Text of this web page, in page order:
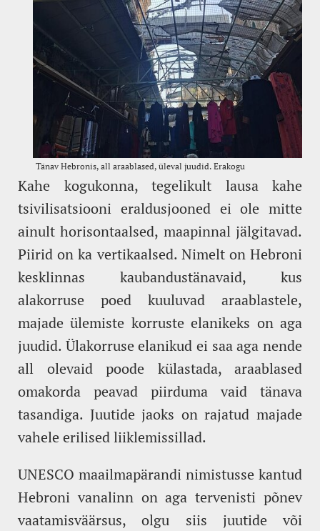
Kahe kogukonna, tegelikult lausa kahe
tsivilisatsiooni eraldusjooned ei ole mitte
ainult horisontaalsed, maapinnal jälgitavad.
Piirid on ka vertikaalsed. Nimelt on Hebroni
kesklinnas kaubandustänavaid, kus
alakorruse poed kuuluvad araablastele,
majade ülemiste korruste elanikeks on aga
juudid. Ülakorruse elanikud ei saa aga nende
all olevaid poode külastada, araablased
omakorda peavad piirduma vaid tänava
tasandiga. Juutide jaoks on rajatud majade
vahele erilised liiklemissillad.
UNESCO maailmapärandi nimistusse kantud
Hebroni vanalinn on aga tervenisti põnev
vaatamisväärsus, olgu siis juutide või